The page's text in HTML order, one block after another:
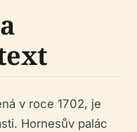
v roce 1702, je
Hornesův palác